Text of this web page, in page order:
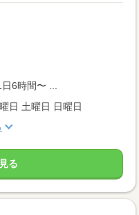
6時間〜 ...
日 土曜日 日曜日
る